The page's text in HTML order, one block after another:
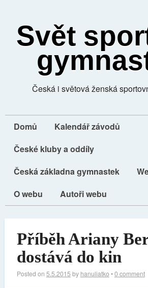
Svět
Česká i světová ženská
Domů
Kalendář závodů
České kluby a oddíly
Česká základna gymnastek
O webu
Autoři webu
Příběh Ariany
dostává do kin
Posted on 5.5.2015 by hanuliatko •0 comment